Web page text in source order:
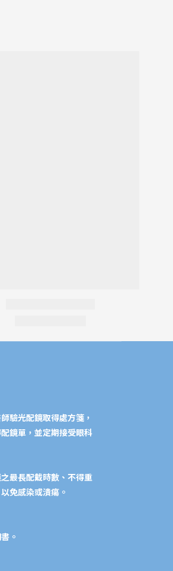
驗光配鏡取得處方箋，
鏡單，並定期接受眼科
最長配戴時數、不得重
免感染或潰瘍。
。​